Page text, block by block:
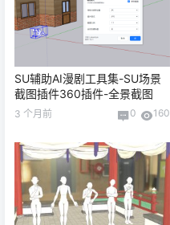
SU辅助AI漫剧工具集-SU场景
截图插件360插件-全景截图
3 个月前 0 160